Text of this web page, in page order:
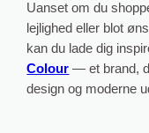
Uanset om du
lejlighed eller blot
kan du lade dig
Colour — et brand,
design og moderne